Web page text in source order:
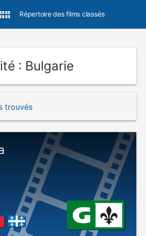
Répertoire des films classés
: Bulgarie
trouvés